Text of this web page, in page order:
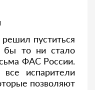
решил пуститься
бы то ни стало
ФАС России.
испарители
позволяют